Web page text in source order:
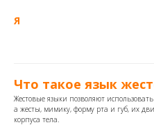
Я
Что такое язык
Жестовые языки позволяют
а жесты, мимику, форму рта и губ, их
корпуса тела.